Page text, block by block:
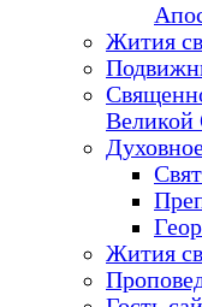
Жития
Великой
Жития